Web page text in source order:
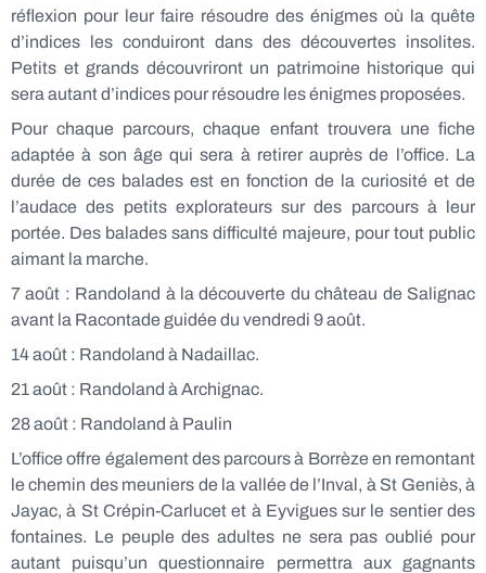
réflexion pour leur faire résoudre des énigmes où la quête
d’indices les conduiront dans des découvertes insolites.
Petits et grands découvriront un patrimoine historique qui
sera autant d’indices pour résoudre les énigmes proposées.
Pour chaque parcours, chaque enfant trouvera une fiche
adaptée à son âge qui sera à retirer auprès de l’office. La
durée de ces balades est en fonction de la curiosité et de
l’audace des petits explorateurs sur des parcours à leur
portée. Des balades sans difficulté majeure, pour tout public
aimant la marche.
7 août : Randoland à la découverte du château de Salignac
avant la Racontade guidée du vendredi 9 août.
14 août : Randoland à Nadaillac.
21 août : Randoland à Archignac.
28 août : Randoland à Paulin
L’office offre également des parcours à Borrèze en remontant
le chemin des meuniers de la vallée de l’Inval, à St Geniès, à
Jayac, à St Crépin-Carlucet et à Eyvigues sur le sentier des
fontaines. Le peuple des adultes ne sera pas oublié pour
autant puisqu’un questionnaire permettra aux gagnants